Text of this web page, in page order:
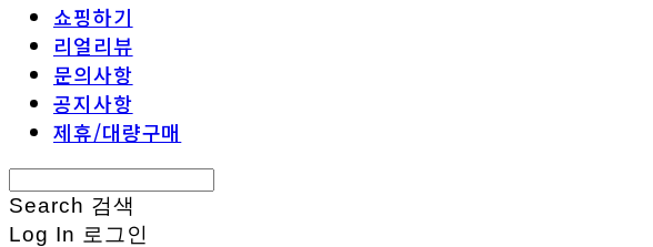
쇼핑하기
리얼리뷰
문의사항
공지사항
제휴/대량구매
Search 검색
Log In 로그인